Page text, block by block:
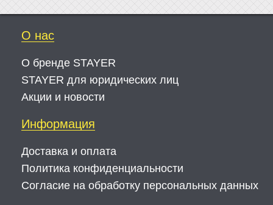
О нас
О бренде STAYER
STAYER для юридических лиц
Акции и новости
Информация
Доставка и оплата
Политика конфиденциальности
Согласие на обработку персональных данных